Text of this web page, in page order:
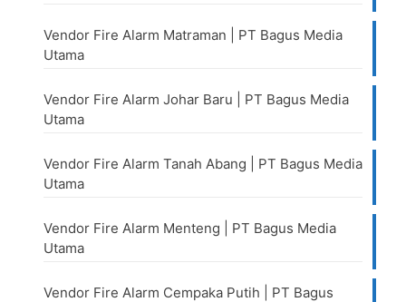
Vendor Fire Alarm Matraman | PT Bagus Media
Utama
Vendor Fire Alarm Johar Baru | PT Bagus Media
Utama
Vendor Fire Alarm Tanah Abang | PT Bagus Media
Utama
Vendor Fire Alarm Menteng | PT Bagus Media
Utama
Vendor Fire Alarm Cempaka Putih | PT Bagus